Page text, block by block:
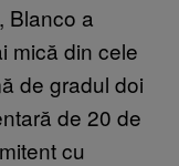
Blanco a
mică din cele
de gradul doi
de 20 de
cu